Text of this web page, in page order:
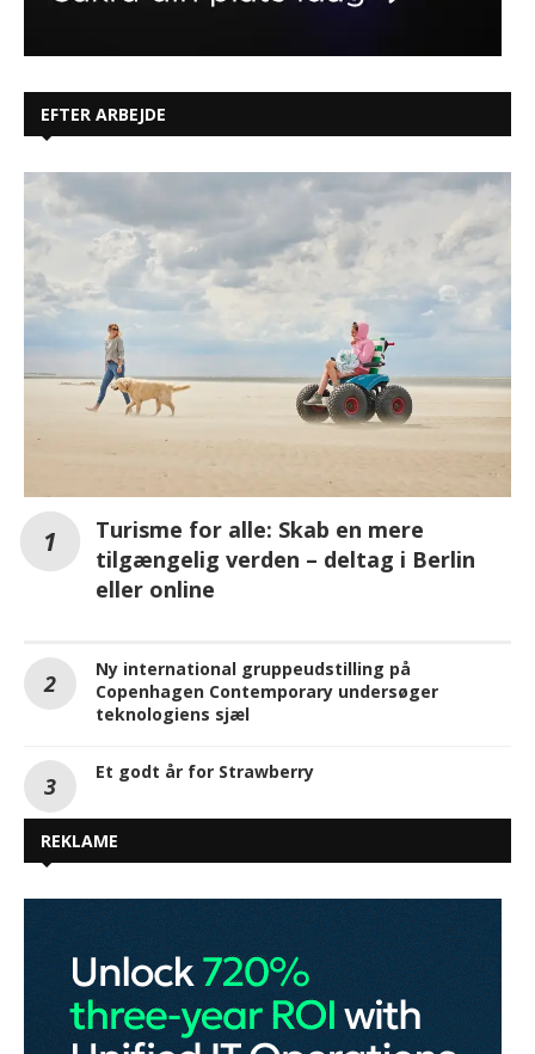
EFTER ARBEJDE
Turisme for alle: Skab en mere
tilgængelig verden – deltag i Berlin
eller online
Ny international gruppeudstilling på
Copenhagen Contemporary undersøger
teknologiens sjæl
Et godt år for Strawberry
REKLAME